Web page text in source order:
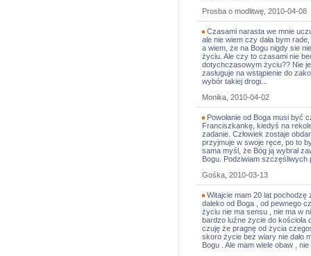
Prosba o modlitwę, 2010-04-08
Czasami narasta we mnie
ale nie wiem czy dała bym
a wiem, że na Bogu nigdy sie
życiu. Ale czy to czasami nie
dotychczasowym życiu?? Nie
zasługuje na wstąpienie do
wybór takiej drogi...
Monika, 2010-04-02
Powołanie od Boga musi być
Franciszkankę, kiedyś na
zadanie. Człowiek zostaje
przyjmuje w swoje ręce, po to
sama myśl, że Bóg ją wybrał
Bogu. Podziwiam szczęśliwych
Gośka, 2010-03-13
Witajcie mam 20 lat pochodzę
daleko od Boga , od pewnego
życiu nie ma sensu , nie ma w
bardzo luźne życie do kościoła
czuję że pragnę od życia
skoro życie bez wiary nie dało
Bogu . Ale mam wiele obaw ,